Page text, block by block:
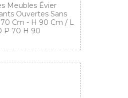
Meubles Évier
Ouvertes Sans
Cm - H 90 Cm / L
P 70 H 90